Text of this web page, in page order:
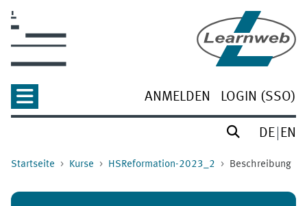
ANMELDEN LOGIN (SSO)
DE EN
Startseite Kurse HSReformation-2023_2 Beschreibung